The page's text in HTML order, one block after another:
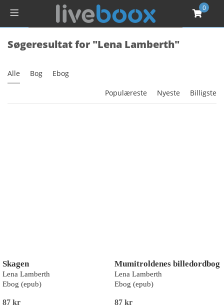
0
Søgeresultat for "Lena Lamberth"
Alle Bog Ebog
Populæreste Nyeste Billigste
Skagen
Lena Lamberth
Ebog (epub)
87 kr
Mumitroldenes billedordbog
Lena Lamberth
Ebog (epub)
87 kr